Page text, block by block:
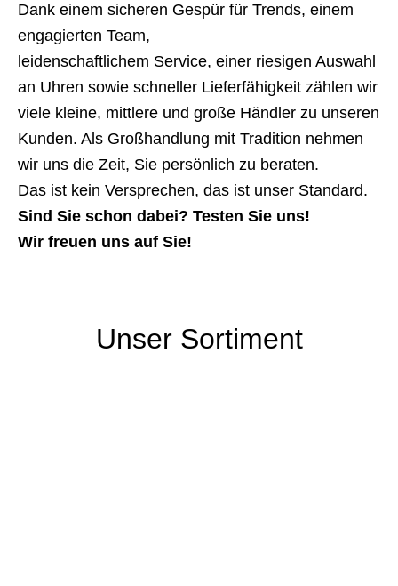
Dank einem sicheren Gespür für Trends, einem
engagierten Team,
leidenschaftlichem Service, einer riesigen Auswahl
an Uhren sowie schneller Lieferfähigkeit zählen wir
viele kleine, mittlere und große Händler zu unseren
Kunden. Als Großhandlung mit Tradition nehmen
wir uns die Zeit, Sie persönlich zu beraten.
Das ist kein Versprechen, das ist unser Standard.
Sind Sie schon dabei? Testen Sie uns!
Wir freuen uns auf Sie!
Unser Sortiment